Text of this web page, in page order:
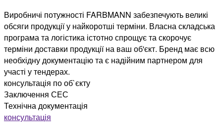
Виробничі потужності FARBMANN забезпечують великі
обсяги продукції у найкоротші терміни. Власна складська
програма та логістика істотно спрощує та скорочує
терміни доставки продукції на ваш об'єкт. Бренд має всю
необхідну документацію та є надійним партнером для
участі у тендерах.
консультація по об`єкту
Заключення СЕС
Технічна документація
консультація